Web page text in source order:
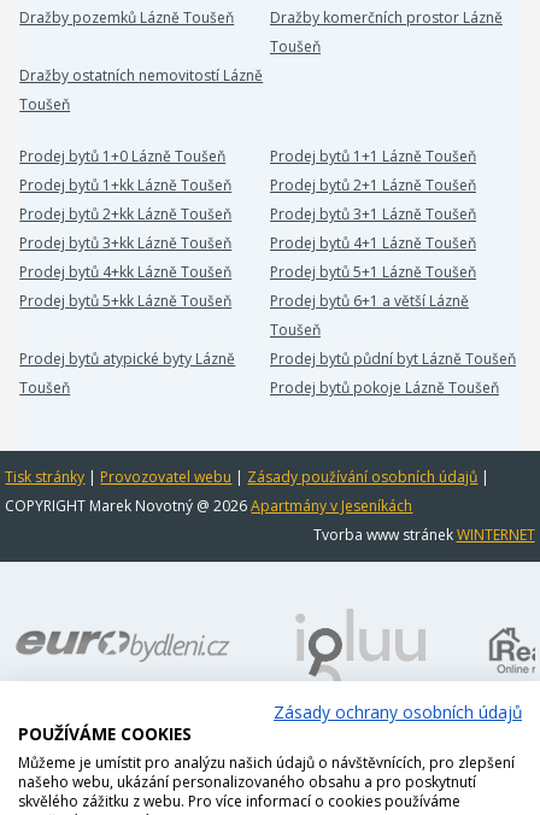
Dražby pozemků Lázně Toušeň
Dražby komerčních prostor Lázně
Toušeň
Dražby ostatních nemovitostí Lázně
Toušeň
Prodej bytů 1+0 Lázně Toušeň
Prodej bytů 1+1 Lázně Toušeň
Prodej bytů 1+kk Lázně Toušeň
Prodej bytů 2+1 Lázně Toušeň
Prodej bytů 2+kk Lázně Toušeň
Prodej bytů 3+1 Lázně Toušeň
Prodej bytů 3+kk Lázně Toušeň
Prodej bytů 4+1 Lázně Toušeň
Prodej bytů 4+kk Lázně Toušeň
Prodej bytů 5+1 Lázně Toušeň
Prodej bytů 5+kk Lázně Toušeň
Prodej bytů 6+1 a větší Lázně
Toušeň
Prodej bytů atypické byty Lázně
Toušeň
Prodej bytů půdní byt Lázně Toušeň
Prodej bytů pokoje Lázně Toušeň
Tisk stránky | Provozovatel webu | Zásady používání osobních údajů |
COPYRIGHT Marek Novotný @ 2026Apartmány v Jeseníkách
Tvorba www stránekWINTERNET
Zásady ochrany osobních údajů
POUŽÍVÁME COOKIES
Můžeme je umístit pro analýzu našich údajů o návštěvnících, pro zlepšení
našeho webu, ukázání personalizovaného obsahu a pro poskytnutí
skvělého zážitku z webu. Pro více informací o cookies používáme